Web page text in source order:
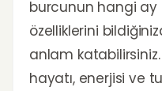
burcunun hangi
özelliklerini
anlam
hayatı, enerjisi ve